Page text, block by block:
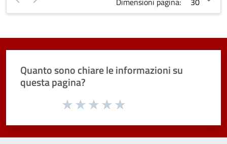
Quanto sono chiare le informazioni su
questa pagina?
Valuta da 1 a 5 stelle la pagina